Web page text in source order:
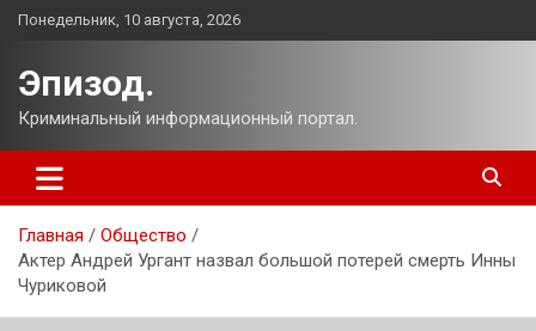
Перейти
Понедельник, 10 августа, 2026
Эпизод.
Криминальный информационный портал.
Главная
Общество
Актер Андрей Ургант назвал большой потерей смерть Инны
Чуриковой